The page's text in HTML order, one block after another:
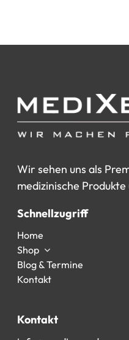
Wir sehen uns als
medizinische Produkte
Schnellzugriff
Home
Shop
Blog & Termine
Kontakt
Kontakt